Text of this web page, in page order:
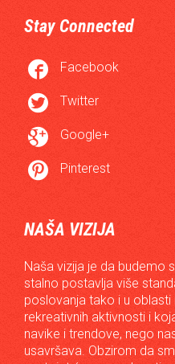
Stay Connected
 Facebook
 Twitter
 Google+
 Pinterest
NAŠA VIZIJA
Naša vizija je da budemo
stalno postavlja više
poslovanja tako i u
rekreativnih aktivnosti i
navike i trendove, nego
usavršava. Obzirom da